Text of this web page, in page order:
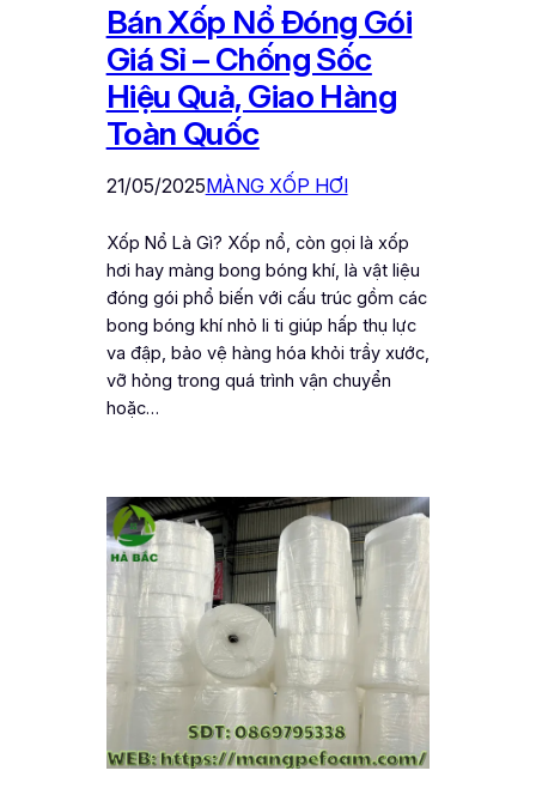
Bán Xốp Nổ Đóng Gói
Giá Sỉ – Chống Sốc
Hiệu Quả, Giao Hàng
Toàn Quốc
21/05/2025MÀNG XỐP HƠI
Xốp Nổ Là Gì? Xốp nổ, còn gọi là xốp
hơi hay màng bong bóng khí, là vật liệu
đóng gói phổ biến với cấu trúc gồm các
bong bóng khí nhỏ li ti giúp hấp thụ lực
va đập, bảo vệ hàng hóa khỏi trầy xước,
vỡ hỏng trong quá trình vận chuyển
hoặc…